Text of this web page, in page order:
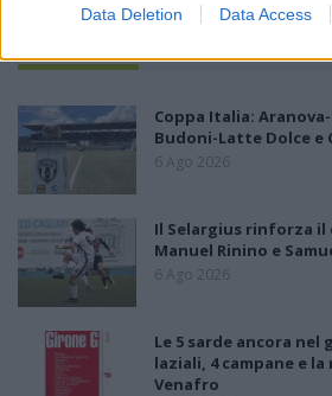
Data Deletion Data Access
Coppa Italia:
Budoni-Latte Dolce e
6 Ago 2026
Il Selargius rinforza il
Manuel Rinino e
6 Ago 2026
Le 5 sarde ancora nel
laziali, 4 campane e
Venafro